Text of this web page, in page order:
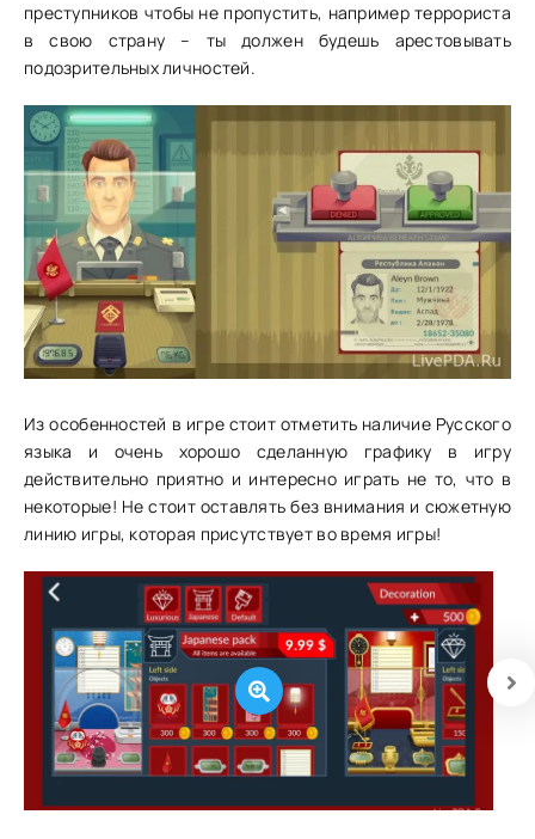
преступников чтобы не пропустить, например террориста
в свою страну – ты должен будешь арестовывать
подозрительных личностей.
Из особенностей в игре стоит отметить наличие Русского
языка и очень хорошо сделанную графику в игру
действительно приятно и интересно играть не то, что в
некоторые! Не стоит оставлять без внимания и сюжетную
линию игры, которая присутствует во время игры!